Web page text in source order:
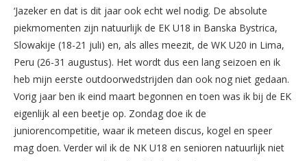
‘Jazeker en dat is dit jaar ook echt wel nodig. De absolute
piekmomenten zijn natuurlijk de EK U18 in Banska Bystrica,
Slowakije (18-21 juli) en, als alles meezit, de WK U20 in Lima,
Peru (26-31 augustus). Het wordt dus een lang seizoen en ik
heb mijn eerste outdoorwedstrijden dan ook nog niet gedaan.
Vorig jaar ben ik eind maart begonnen en toen was ik bij de EK
eigenlijk al een beetje op. Zondag doe ik de
juniorencompetitie, waar ik meteen discus, kogel en speer
mag doen. Verder wil ik de NK U18 en senioren natuurlijk niet